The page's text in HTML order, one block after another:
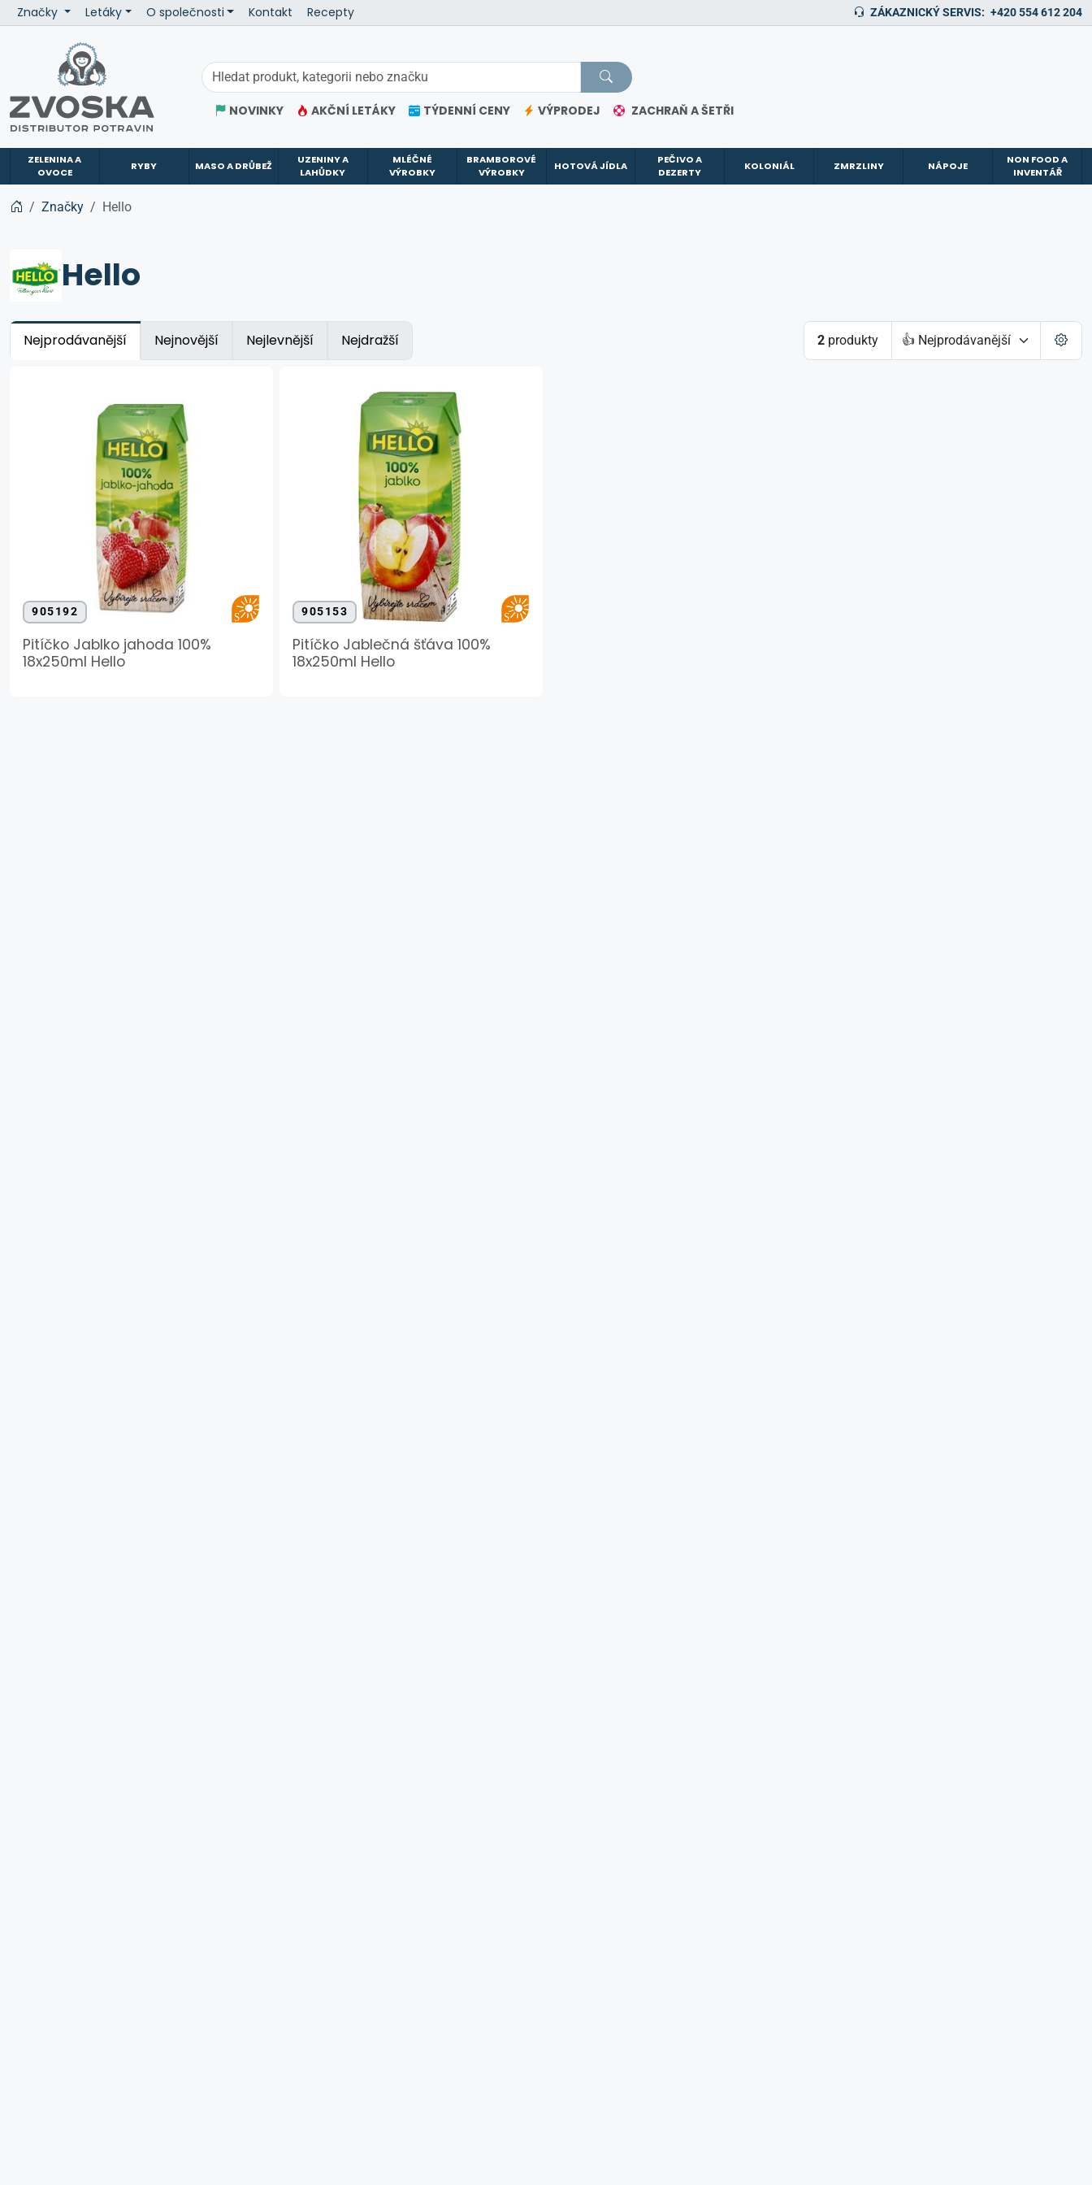
Značky Letáky O společnosti Kontakt Recepty ZÁKAZNICKÝ SERVIS: +420 554 612 204
NOVINKY AKČNÍ LETÁKY TÝDENNÍ CENY VÝPRODEJ ZACHRAŇ A ŠETŘI
ZELENINA A
OVOCE
RYBY MASO A DRŮBEŽ
UZENINY A
LAHŮDKY
MLÉČNÉ
VÝROBKY
BRAMBOROVÉ
VÝROBKY
HOTOVÁ JÍDLA
PEČIVO A
DEZERTY
KOLONIÁL ZMRZLINY NÁPOJE
NON FOOD A
INVENTÁŘ
Značky Hello
Hello
Nejprodávanější Nejnovější Nejlevnější Nejdražší 2 produkty
905192
Pitíčko Jablko jahoda 100%
18x250ml Hello
905153
Pitíčko Jablečná šťáva 100%
18x250ml Hello